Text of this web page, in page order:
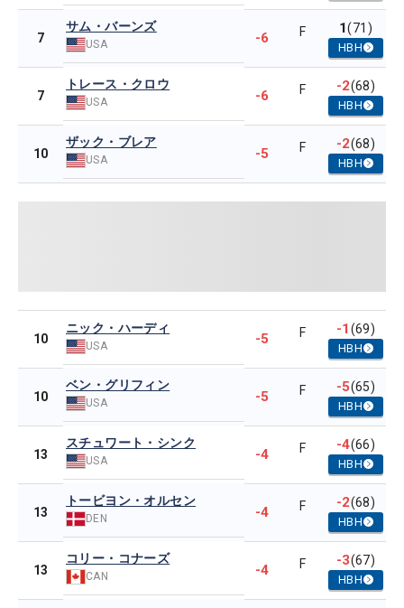
7
サム・バーンズ
USA -6 F 1(71)
HBH
7
トレース・クロウ
USA -6 F -2(68)
HBH
10
ザック・ブレア
USA -5 F -2(68)
HBH
10
ニック・ハーディ
USA -5 F -1(69)
HBH
10
ベン・グリフィン
USA -5 F -5(65)
HBH
13
スチュワート・シンク
USA -4 F -4(66)
HBH
13
トービヨン・オルセン
DEN -4 F -2(68)
HBH
13
コリー・コナーズ
CAN -4 F -3(67)
HBH